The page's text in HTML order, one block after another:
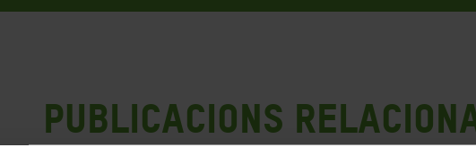
Publicacions